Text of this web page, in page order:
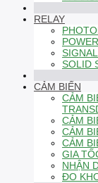
RELAY
SOLID
CẢM BIẾN
CẢM
CẢM
CẢM
CẢM
GIA
NHẬN
ĐO